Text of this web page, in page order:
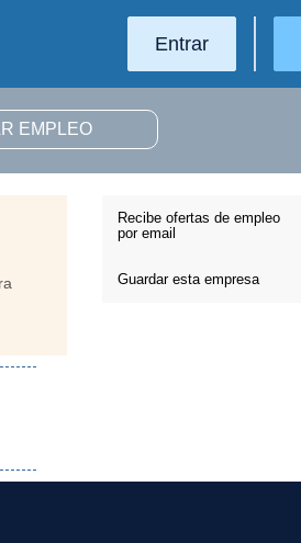
Entrar
Recibe ofertas de empleo
por email
Guardar esta empresa